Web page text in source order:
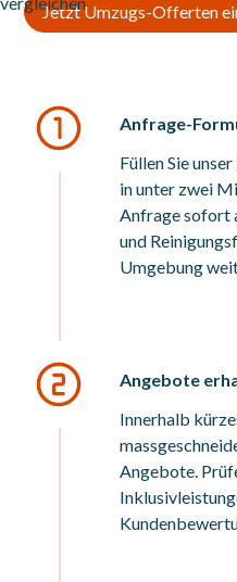
Jetzt Umzugs-Offerten
Anfrage-
Füllen Sie
in unter zwei
Anfrage sofort
und
Umgebung
Angebote
Innerhalb
Angebote.